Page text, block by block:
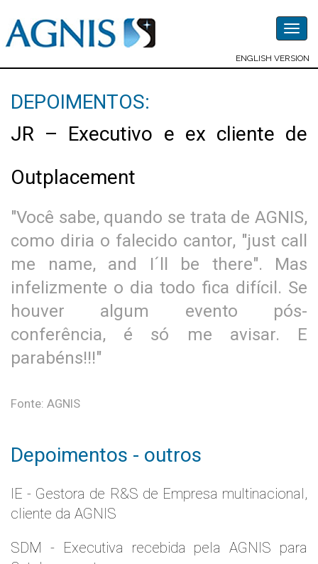
ENGLISH VERSION
DEPOIMENTOS:
JR – Executivo e ex cliente de
Outplacement
"Você sabe, quando se trata de AGNIS,
como diria o falecido cantor, "just call
me name, and I´ll be there". Mas
infelizmente o dia todo fica difícil. Se
houver algum evento pós-
conferência, é só me avisar. E
parabéns!!!"
Fonte: AGNIS
Depoimentos - outros
IE - Gestora de R&S de Empresa multinacional,
cliente da AGNIS
SDM - Executiva recebida pela AGNIS para